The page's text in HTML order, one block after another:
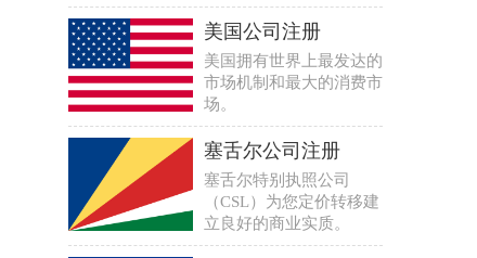
美国公司注册
美国拥有世界上最发达的
市场机制和最大的消费市
场。
塞舌尔公司注册
塞舌尔特别执照公司
（CSL）为您定价转移建
立良好的商业实质。